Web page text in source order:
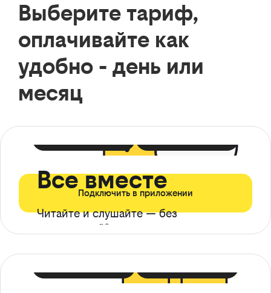
Выберите тариф,
оплачивайте как
удобно - день или
месяц
Все вместе
Читайте и слушайте — без
ограничений*
Подключить в приложении